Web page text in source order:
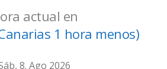
actual en
1 hora menos)